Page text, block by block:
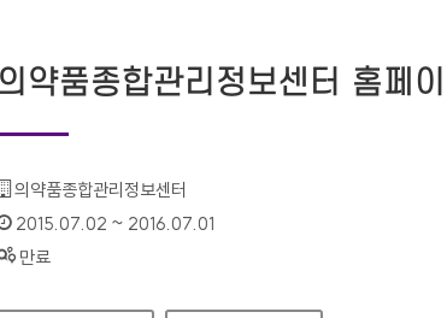
의약품종합관리정보센터 홈페
기관명 :
의약품종합관리정보센터
인증기간 :
2015.07.02 ~ 2016.07.01
상태 :
만료